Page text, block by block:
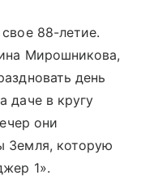
88-летие.
Мирошникова,
день
даче в кругу
они
Земля, которую
1».